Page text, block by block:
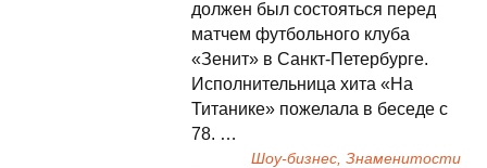
должен был состояться перед
матчем футбольного клуба
«Зенит» в Санкт-Петербурге.
Исполнительница хита «На
Титанике» пожелала в беседе с
78. …
Шоу-бизнес, Знаменитости